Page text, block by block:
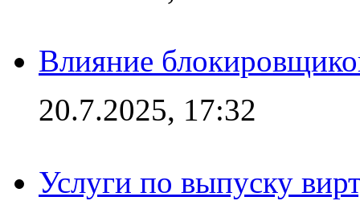
Влияние
20.7.2025, 17:32
Услуги по выпуску